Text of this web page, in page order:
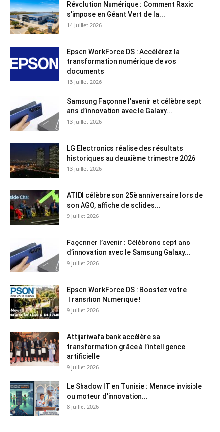
Révolution Numérique : Comment Raxio
s’impose en Géant Vert de la...
14 juillet 2026
Epson WorkForce DS : Accélérez la
transformation numérique de vos
documents
13 juillet 2026
Samsung Façonne l’avenir et célèbre sept
ans d’innovation avec le Galaxy...
13 juillet 2026
LG Electronics réalise des résultats
historiques au deuxième trimestre 2026
13 juillet 2026
ATIDI célèbre son 25è anniversaire lors de
son AGO, affiche de solides...
9 juillet 2026
Façonner l’avenir : Célébrons sept ans
d’innovation avec le Samsung Galaxy...
9 juillet 2026
Epson WorkForce DS : Boostez votre
Transition Numérique !
9 juillet 2026
Attijariwafa bank accélère sa
transformation grâce à l’intelligence
artificielle
9 juillet 2026
Le Shadow IT en Tunisie : Menace invisible
ou moteur d’innovation...
8 juillet 2026